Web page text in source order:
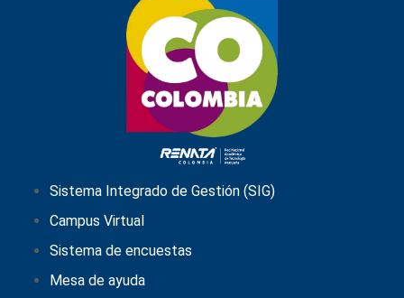
Sistema Integrado de Gestión (SIG)
Campus Virtual
Sistema de encuestas
Mesa de ayuda